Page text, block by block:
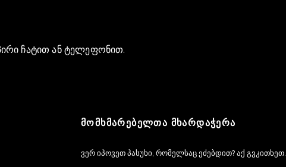
ჩატით ან ტელეფონით.
ᲛᲝᲛᲮᲛᲐᲠᲔᲑᲔᲚᲗᲐ ᲛᲮᲐᲠᲓᲐᲭᲔᲠᲐ
ვერ იპოვეთ პასუხი, რომელსაც ეძებდით? აქ გვკითხეთ.